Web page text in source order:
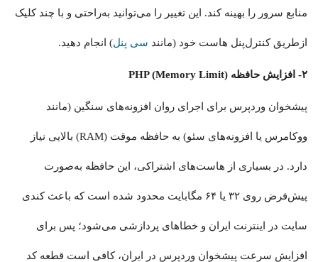
منابع سرور را بهینه کند. این تغییر را می‌توانید به‌راحتی و با چند کلیک
ازطریق کنترل‌پنل هاست خود (مانند سی پنل) انجام دهید.
۲- افزایش حافظه PHP (Memory Limit)
پیشخوان وردپرس برای اجرای روان افزونه‌های سنگین (مانند
ووکامرس یا افزونه‌های سئو) به حافظه موقت (RAM) بالایی نیاز
دارد. در بسیاری از هاست‌های اشتراکی، این حافظه به‌صورت
پیش‌فرض روی ۳۲ یا ۶۴ مگابایت محدود شده است که باعث کندی
سایت در اینترنت ایران و خطاهای پردازشی می‌شود؛ پس برای
افزایش سرعت پیشخوان وردپرس در ایران، کافی است قطعه کد